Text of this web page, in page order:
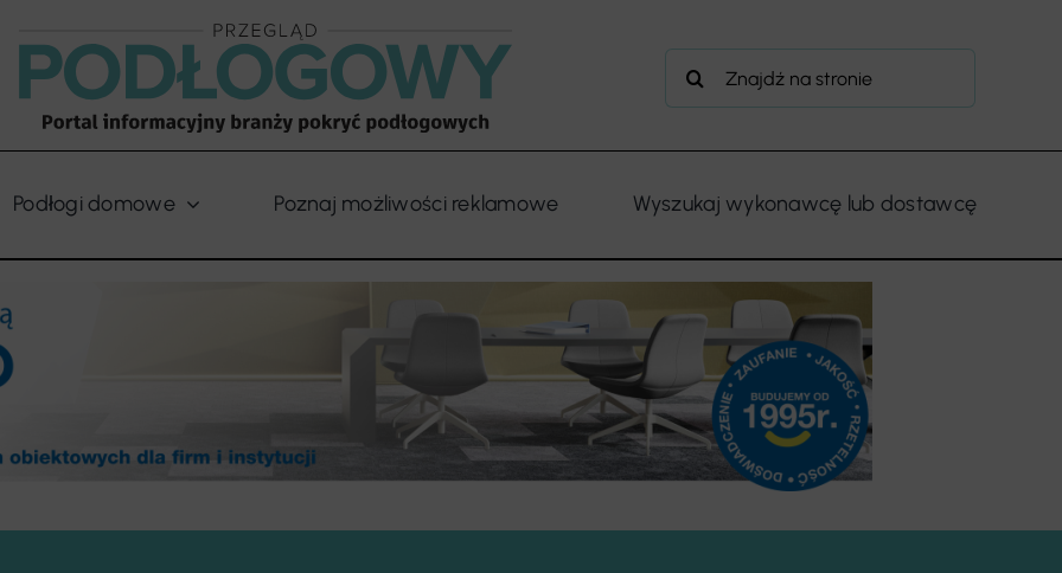
Szukaj
Podłogi domowe Poznaj możliwości reklamowe Wyszukaj wykonawcę lub dostawcę